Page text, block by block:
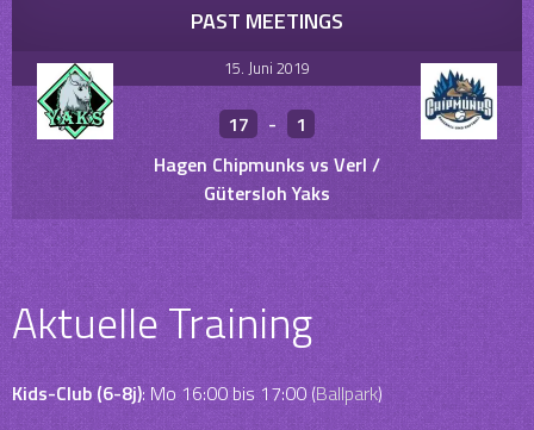
PAST MEETINGS
15. Juni 2019
17 -
1
Hagen Chipmunks vs Verl /
Gütersloh Yaks
Aktuelle Training
Kids-Club (6-8j): Mo 16:00 bis 17:00 (Ballpark)